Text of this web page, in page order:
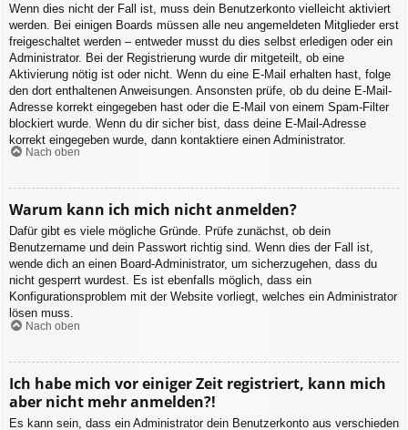
Wenn dies nicht der Fall ist, muss dein Benutzerkonto vielleicht aktiviert
werden. Bei einigen Boards müssen alle neu angemeldeten Mitglieder erst
freigeschaltet werden – entweder musst du dies selbst erledigen oder ein
Administrator. Bei der Registrierung wurde dir mitgeteilt, ob eine
Aktivierung nötig ist oder nicht. Wenn du eine E-Mail erhalten hast, folge
den dort enthaltenen Anweisungen. Ansonsten prüfe, ob du deine E-Mail-
Adresse korrekt eingegeben hast oder die E-Mail von einem Spam-Filter
blockiert wurde. Wenn du dir sicher bist, dass deine E-Mail-Adresse
korrekt eingegeben wurde, dann kontaktiere einen Administrator.
Nach oben
Warum kann ich mich nicht anmelden?
Dafür gibt es viele mögliche Gründe. Prüfe zunächst, ob dein
Benutzername und dein Passwort richtig sind. Wenn dies der Fall ist,
wende dich an einen Board-Administrator, um sicherzugehen, dass du
nicht gesperrt wurdest. Es ist ebenfalls möglich, dass ein
Konfigurationsproblem mit der Website vorliegt, welches ein Administrator
lösen muss.
Nach oben
Ich habe mich vor einiger Zeit registriert, kann mich
aber nicht mehr anmelden?!
Es kann sein, dass ein Administrator dein Benutzerkonto aus verschieden